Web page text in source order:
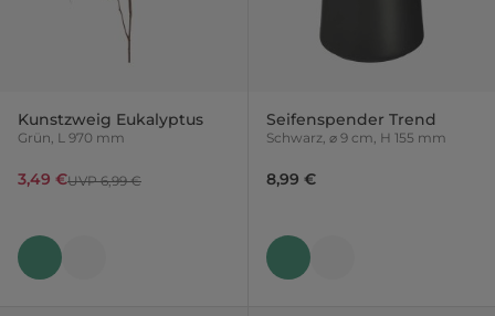
Kunstzweig Eukalyptus
Grün, L 970 mm
3,49 €UVP 6,99 €
Seifenspender Trend
Schwarz, ⌀ 9 cm, H 155 mm
8,99 €